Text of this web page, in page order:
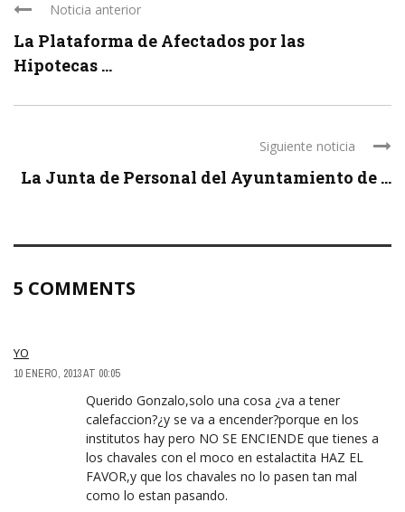
Noticia anterior
La Plataforma de Afectados por las
Hipotecas ...
Siguiente noticia
La Junta de Personal del Ayuntamiento de ...
5 COMMENTS
YO
10 ENERO, 2013 AT 00:05
Querido Gonzalo,solo una cosa ¿va a tener
calefaccion?¿y se va a encender?porque en los
institutos hay pero NO SE ENCIENDE que tienes a
los chavales con el moco en estalactita HAZ EL
FAVOR,y que los chavales no lo pasen tan mal
como lo estan pasando.